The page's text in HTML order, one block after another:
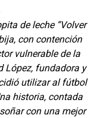
de leche “Volver
con contención
vulnerable de la
López, fundadora y
utilizar al fútbol
historia, contada
con una mejor